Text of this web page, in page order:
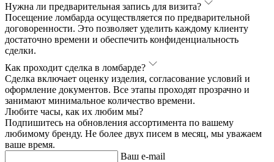
Нужна ли предварительная запись для визита?
Посещение ломбарда осуществляется по предварительной
договоренности. Это позволяет уделить каждому клиенту
достаточно времени и обеспечить конфиденциальность
сделки.
Как проходит сделка в ломбарде?
Сделка включает оценку изделия, согласование условий и
оформление документов. Все этапы проходят прозрачно и
занимают минимальное количество времени.
Любите часы, как их любим мы?
Подпишитесь на обновления ассортимента по вашему
любимому бренду. Не более двух писем в месяц, мы уважаем
ваше время.
Ваш e-mail